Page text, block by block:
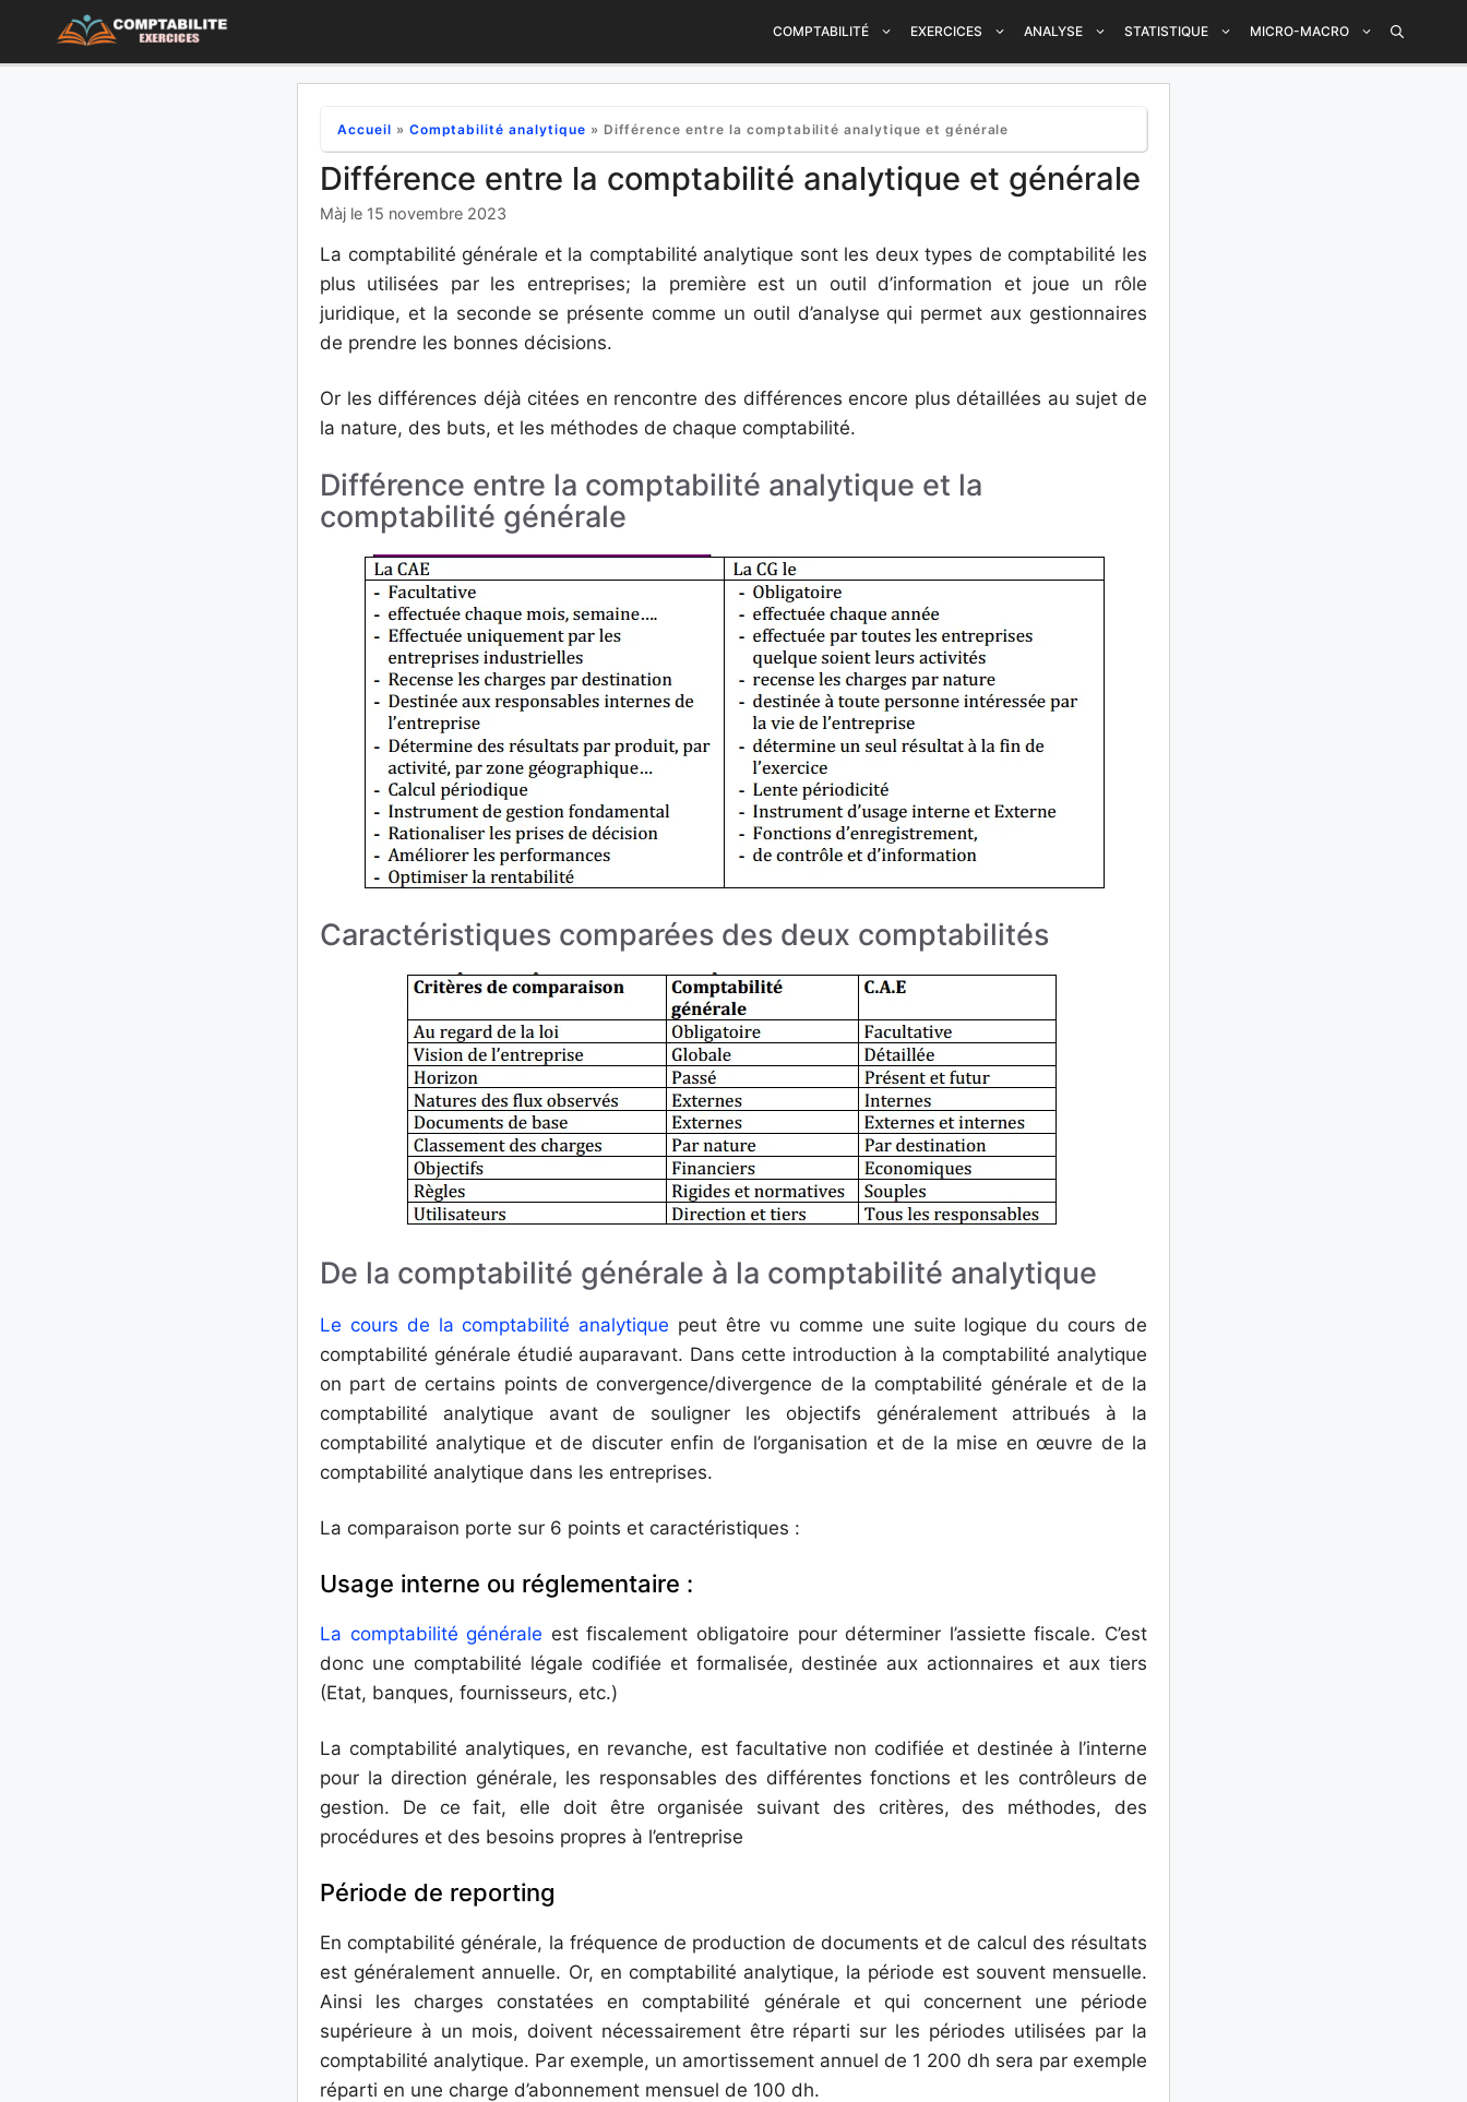
contenu
COMPTABILITÉ EXERCICES ANALYSE STATISTIQUE MICRO-MACRO
Accueil » Comptabilité analytique » Différence entre la comptabilité analytique et générale
Différence entre la comptabilité analytique et générale
Màj le 15 novembre 2023
La comptabilité générale et la comptabilité analytique sont les deux types de comptabilité les
plus utilisées par les entreprises; la première est un outil d’information et joue un rôle
juridique, et la seconde se présente comme un outil d’analyse qui permet aux gestionnaires
de prendre les bonnes décisions.
Or les différences déjà citées en rencontre des différences encore plus détaillées au sujet de
la nature, des buts, et les méthodes de chaque comptabilité.
Différence entre la comptabilité analytique et la
comptabilité générale
Caractéristiques comparées des deux comptabilités
De la comptabilité générale à la comptabilité analytique
Le cours de la comptabilité analytique peut être vu comme une suite logique du cours de
comptabilité générale étudié auparavant. Dans cette introduction à la comptabilité analytique
on part de certains points de convergence/divergence de la comptabilité générale et de la
comptabilité analytique avant de souligner les objectifs généralement attribués à la
comptabilité analytique et de discuter enfin de l’organisation et de la mise en œuvre de la
comptabilité analytique dans les entreprises.
La comparaison porte sur 6 points et caractéristiques :
Usage interne ou réglementaire :
La comptabilité générale est fiscalement obligatoire pour déterminer l’assiette fiscale. C’est
donc une comptabilité légale codifiée et formalisée, destinée aux actionnaires et aux tiers
(Etat, banques, fournisseurs, etc.)
La comptabilité analytiques, en revanche, est facultative non codifiée et destinée à l’interne
pour la direction générale, les responsables des différentes fonctions et les contrôleurs de
gestion. De ce fait, elle doit être organisée suivant des critères, des méthodes, des
procédures et des besoins propres à l’entreprise
Période de reporting
En comptabilité générale, la fréquence de production de documents et de calcul des résultats
est généralement annuelle. Or, en comptabilité analytique, la période est souvent mensuelle.
Ainsi les charges constatées en comptabilité générale et qui concernent une période
supérieure à un mois, doivent nécessairement être réparti sur les périodes utilisées par la
comptabilité analytique. Par exemple, un amortissement annuel de 1 200 dh sera par exemple
réparti en une charge d’abonnement mensuel de 100 dh.